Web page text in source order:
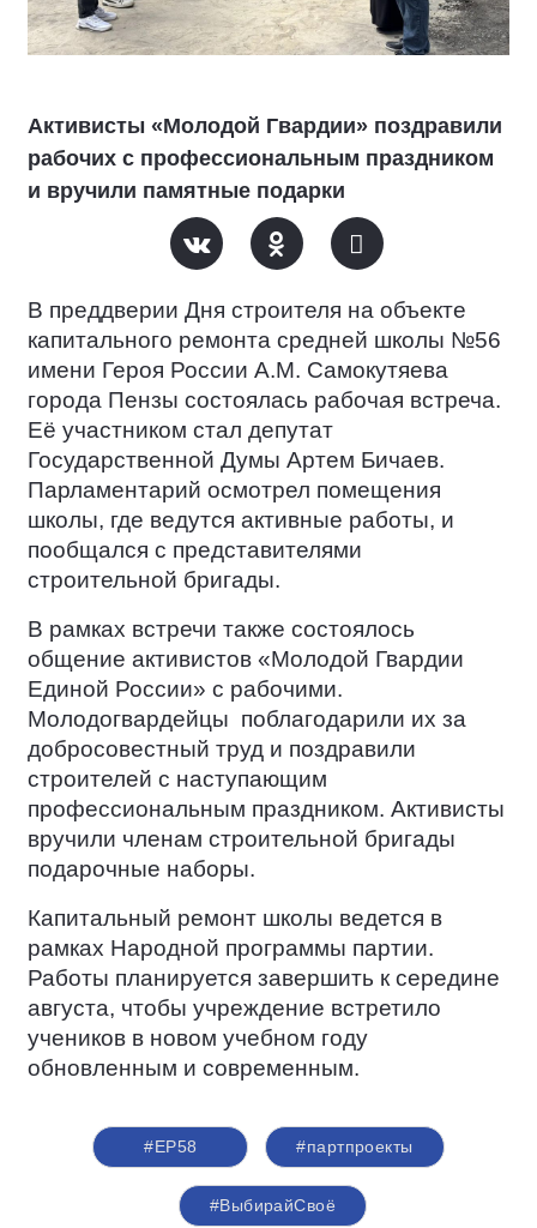
Активисты «Молодой Гвардии» поздравили
рабочих с профессиональным праздником
и вручили памятные подарки
В преддверии Дня строителя на объекте
капитального ремонта средней школы №56
имени Героя России А.М. Самокутяева
города Пензы состоялась рабочая встреча.
Её участником стал депутат
Государственной Думы Артем Бичаев.
Парламентарий осмотрел помещения
школы, где ведутся активные работы, и
пообщался с представителями
строительной бригады.
В рамках встречи также состоялось
общение активистов «Молодой Гвардии
Единой России» с рабочими.
Молодогвардейцы поблагодарили их за
добросовестный труд и поздравили
строителей с наступающим
профессиональным праздником. Активисты
вручили членам строительной бригады
подарочные наборы.
Капитальный ремонт школы ведется в
рамках Народной программы партии.
Работы планируется завершить к середине
августа, чтобы учреждение встретило
учеников в новом учебном году
обновленным и современным.
#ЕР58 #партпроекты
#ВыбирайСвоё